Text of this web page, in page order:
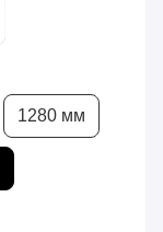
1280 мм